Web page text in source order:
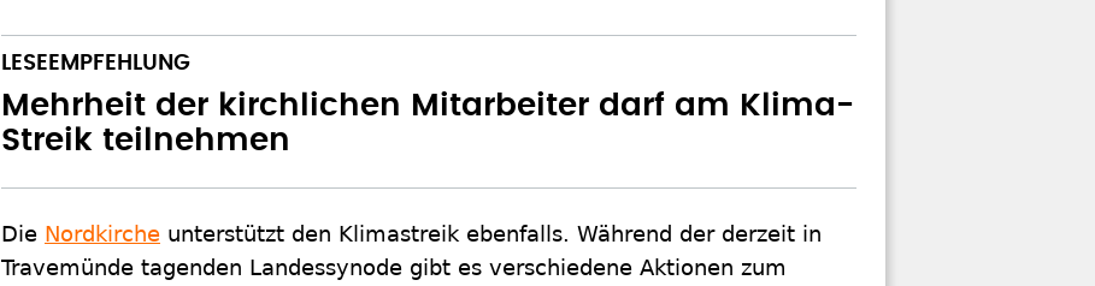
Mehrheit der kirchlichen Mitarbeiter darf am Klima-
Streik teilnehmen
Die Nordkirche unterstützt den Klimastreik ebenfalls. Während der derzeit in
Travemünde tagenden Landessynode gibt es verschiedene Aktionen zum